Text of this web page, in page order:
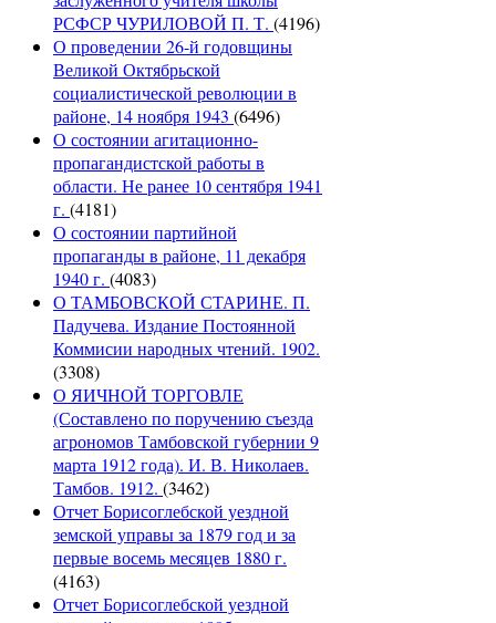
РСФСР ЧУРИЛОВОЙ П. Т. (4196)
О проведении 26-й годовщины
Великой Октябрьской
социалистической революции в
районе, 14 ноября 1943 (6496)
О состоянии агитационно-
пропагандистской работы в
области. Не ранее 10 сентября 1941
г. (4181)
О состоянии партийной
пропаганды в районе, 11 декабря
1940 г. (4083)
О ТАМБОВСКОЙ СТАРИНЕ. П.
Падучева. Издание Постоянной
Коммисии народных чтений. 1902.
(3308)
О ЯИЧНОЙ ТОРГОВЛЕ
(Составлено по поручению съезда
агрономов Тамбовской губернии 9
марта 1912 года). И. В. Николаев.
Тамбов. 1912. (3462)
Отчет Борисоглебской уездной
земской управы за 1879 год и за
первые восемь месяцев 1880 г.
(4163)
Отчет Борисоглебской уездной